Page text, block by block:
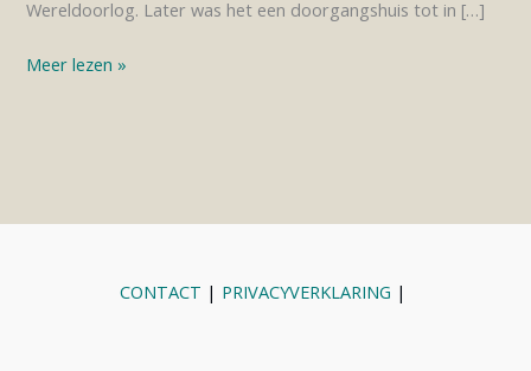
Wereldoorlog. Later was het een doorgangshuis tot in […]
Op
Meer lezen »
CONTACT | PRIVACYVERKLARING |